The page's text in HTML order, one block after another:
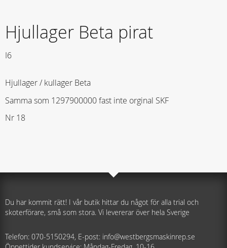
Hjullager Beta pirat
I6
Hjullager / kullager Beta
Samma som 1297900000 fast inte orginal SKF
Nr 18
Du har kommit rätt! I vår butik hittar du något för alla trial och
skoterförare, små som stora. Vi levererar över hela Sverige
Telefon: 070-5150294, E-post: info@westbergsmaskinrep.se